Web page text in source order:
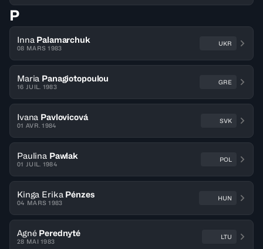
P
Inna Palamarchuk
08 MARS 1983
UKR
Maria Panagiotopoulou
16 JUIL. 1983
GRE
Ivana Pavlovicová
01 AVR. 1984
SVK
Paulina Pawlak
01 JUIL. 1984
POL
Kinga Erika Pénzes
04 MARS 1983
HUN
Agné Perednyté
28 MAI 1983
LTU